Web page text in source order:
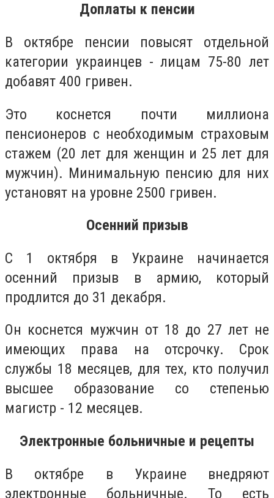
Доплаты к пенсии
В октябре пенсии повысят отдельной
категории украинцев - лицам 75-80 лет
добавят 400 гривен.
Это коснется почти миллиона
пенсионеров с необходимым страховым
стажем (20 лет для женщин и 25 лет для
мужчин). Минимальную пенсию для них
установят на уровне 2500 гривен.
Осенний призыв
С 1 октября в Украине начинается
осенний призыв в армию, который
продлится до 31 декабря.
Он коснется мужчин от 18 до 27 лет не
имеющих права на отсрочку. Срок
службы 18 месяцев, для тех, кто получил
высшее образование со степенью
магистр - 12 месяцев.
Электронные больничные и рецепты
В октябре в Украине внедряют
электронные больничные. То есть